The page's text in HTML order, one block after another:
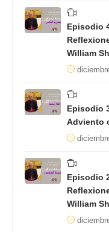
Episodio
William
Episodio
Adviento
Episodio
William